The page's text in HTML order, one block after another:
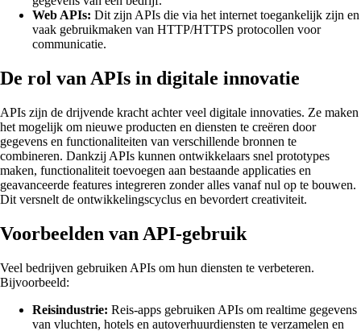
Web APIs: Dit zijn APIs die via het internet toegankelijk zijn en
vaak gebruikmaken van HTTP/HTTPS protocollen voor
communicatie.
De rol van APIs in digitale innovatie
APIs zijn de drijvende kracht achter veel digitale innovaties. Ze maken
het mogelijk om nieuwe producten en diensten te creëren door
gegevens en functionaliteiten van verschillende bronnen te
combineren. Dankzij APIs kunnen ontwikkelaars snel prototypes
maken, functionaliteit toevoegen aan bestaande applicaties en
geavanceerde features integreren zonder alles vanaf nul op te bouwen.
Dit versnelt de ontwikkelingscyclus en bevordert creativiteit.
Voorbeelden van API-gebruik
Veel bedrijven gebruiken APIs om hun diensten te verbeteren.
Bijvoorbeeld:
Reisindustrie: Reis-apps gebruiken APIs om realtime gegevens
van vluchten, hotels en autoverhuurdiensten te verzamelen en